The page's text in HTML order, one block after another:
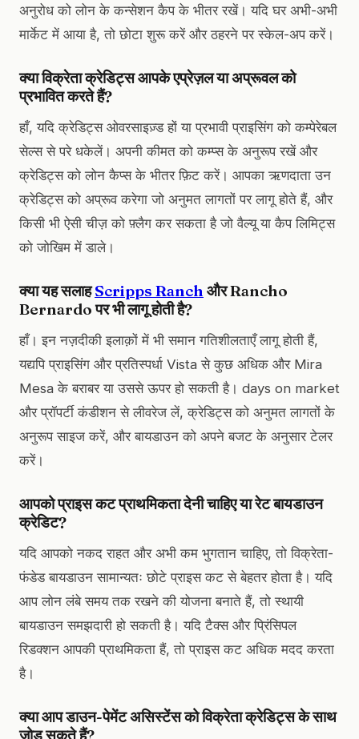
अनुरोध को लोन के कन्सेशन कैप के भीतर रखें। यदि घर अभी-अभी
मार्केट में आया है, तो छोटा शुरू करें और ठहरने पर स्केल-अप करें।
क्या विक्रेता क्रेडिट्स आपके एप्रेज़ल या अप्रूवल को
प्रभावित करते हैं?
हाँ, यदि क्रेडिट्स ओवरसाइज़्ड हों या प्रभावी प्राइसिंग को कम्पेरेबल
सेल्स से परे धकेलें। अपनी कीमत को कम्प्स के अनुरूप रखें और
क्रेडिट्स को लोन कैप्स के भीतर फ़िट करें। आपका ऋणदाता उन
क्रेडिट्स को अप्रूव करेगा जो अनुमत लागतों पर लागू होते हैं, और
किसी भी ऐसी चीज़ को फ़्लैग कर सकता है जो वैल्यू या कैप लिमिट्स
को जोखिम में डाले।
क्या यह सलाहScripps Ranch और Rancho
Bernardo पर भी लागू होती है?
हाँ। इन नज़दीकी इलाक़ों में भी समान गतिशीलताएँ लागू होती हैं,
यद्यपि प्राइसिंग और प्रतिस्पर्धा Vista से कुछ अधिक और Mira
Mesa के बराबर या उससे ऊपर हो सकती है। days on market
और प्रॉपर्टी कंडीशन से लीवरेज लें, क्रेडिट्स को अनुमत लागतों के
अनुरूप साइज करें, और बायडाउन को अपने बजट के अनुसार टेलर
करें।
आपको प्राइस कट प्राथमिकता देनी चाहिए या रेट बायडाउन
क्रेडिट?
यदि आपको नकद राहत और अभी कम भुगतान चाहिए, तो विक्रेता-
फंडेड बायडाउन सामान्यतः छोटे प्राइस कट से बेहतर होता है। यदि
आप लोन लंबे समय तक रखने की योजना बनाते हैं, तो स्थायी
बायडाउन समझदारी हो सकती है। यदि टैक्स और प्रिंसिपल
रिडक्शन आपकी प्राथमिकता हैं, तो प्राइस कट अधिक मदद करता
है।
क्या आप डाउन-पेमेंट असिस्टेंस को विक्रेता क्रेडिट्स के साथ
जोड़ सकते हैं?